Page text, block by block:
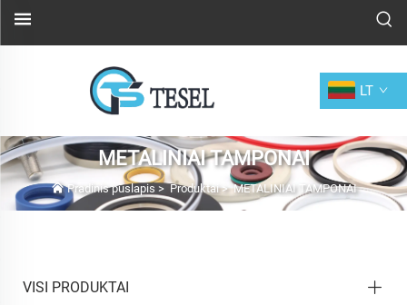
LT
METALINIAI TAMPONAI
Pradinis puslapis >Produktai>METALINIAI TAMPONAI
VISI PRODUKTAI